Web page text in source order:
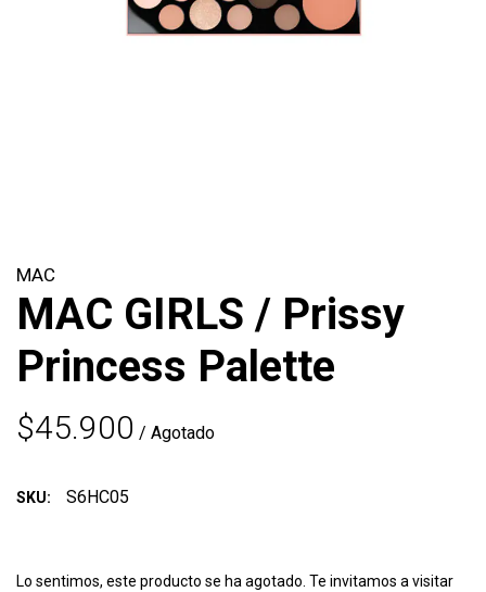
MAC
MAC GIRLS / Prissy
Princess Palette
$45.900 / Agotado
SKU: S6HC05
Lo sentimos, este producto se ha agotado. Te invitamos a visitar